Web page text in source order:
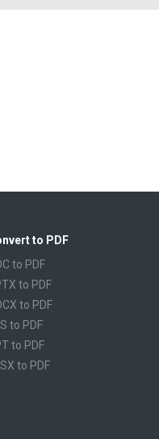
to PDF
to PDF
to PDF
to PDF
to PDF
to PDF
to PDF